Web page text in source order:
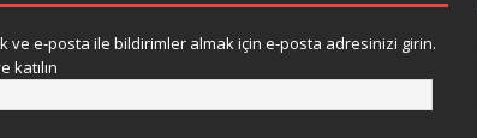
ve e-posta ile bildirimler almak için e-posta adresinizi girin.
katılın